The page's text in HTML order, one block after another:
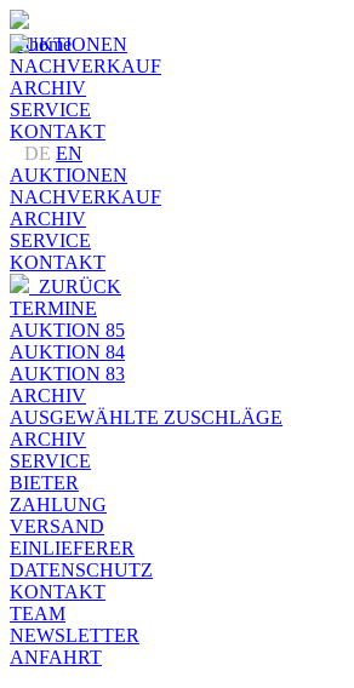
AUKTIONEN
NACHVERKAUF
ARCHIV
SERVICE
KONTAKT
DE EN
AUKTIONEN
NACHVERKAUF
ARCHIV
SERVICE
KONTAKT
ZURÜCK
TERMINE
AUKTION 85
AUKTION 84
AUKTION 83
ARCHIV
AUSGEWÄHLTE ZUSCHLÄGE
ARCHIV
SERVICE
BIETER
ZAHLUNG
VERSAND
EINLIEFERER
DATENSCHUTZ
KONTAKT
TEAM
NEWSLETTER
ANFAHRT